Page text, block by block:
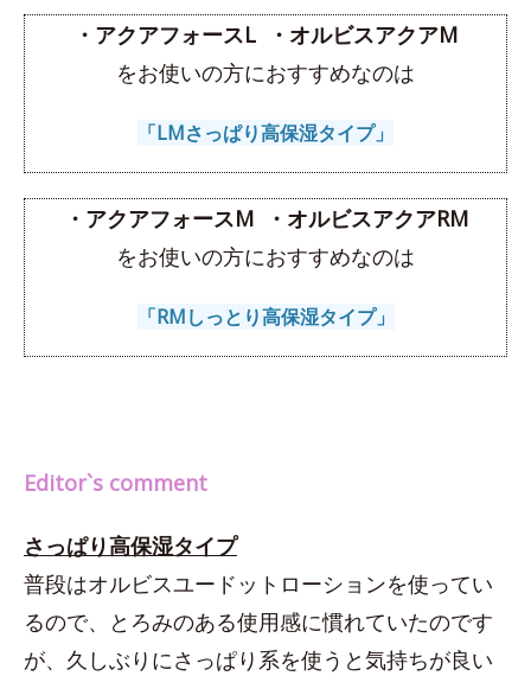
・アクアフォースL
・オルビスアクアM
をお使いの方におすすめなのは
「LMさっぱり高保湿タイプ」
・アクアフォースM ・オルビスアクアRM
をお使いの方におすすめなのは
「RMしっとり高保湿タイプ」
Editor`s comment
さっぱり高保湿タイプ
普段はオルビスユードットローションを使ってい
るので、とろみのある使用感に慣れていたのです
が、久しぶりにさっぱり系を使うと気持ちが良い